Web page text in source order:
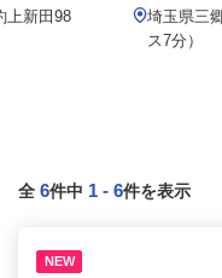
上新田98
埼玉県三
ス7分）
全 6件中 1 - 6件を表示
NEW